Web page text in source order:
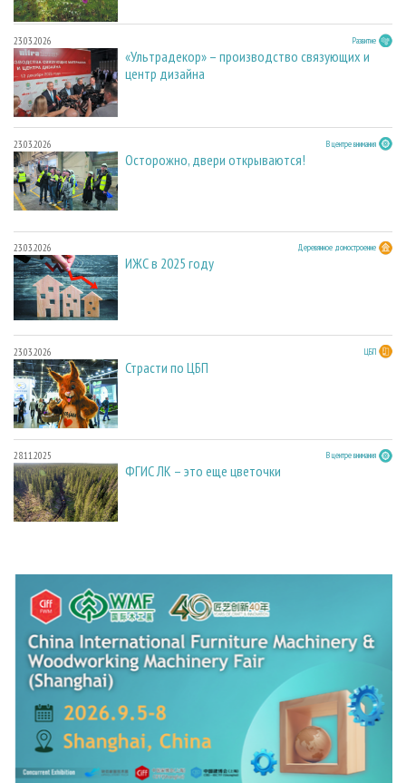
23.03.2026 Развитие
«Ультрадекор» – производство связующих и
центр дизайна
23.03.2026 В центре внимания
Осторожно, двери открываются!
23.03.2026 Деревянное домостроение
ИЖС в 2025 году
23.03.2026 ЦБП
Страсти по ЦБП
28.11.2025 В центре внимания
ФГИС ЛК – это еще цветочки